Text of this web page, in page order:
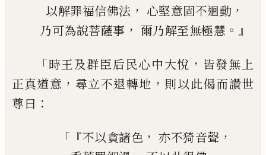
以解罪福信佛法 ， 心堅意固不迴動 ，
乃可為說菩薩事 ， 爾乃解至無極慧 。』
「時王及群臣后民心中大悅 ， 皆發無上
正真道意 ， 尋立不退轉地 ， 則以此偈而讚世
尊曰 ：
「『不以貪諸色 ， 亦不猗音聲 ，